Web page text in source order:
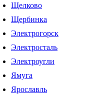
Щелково
Щербинка
Электрогорск
Электросталь
Электроугли
Ямуга
Ярославль